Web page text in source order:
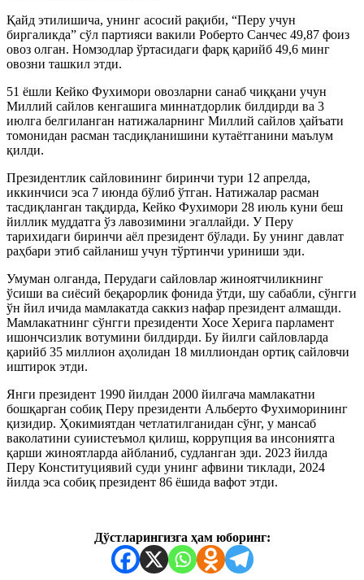
Қайд этилишича, унинг асосий рақиби, “Перу учун
биргаликда” сўл партияси вакили Роберто Санчес 49,87 фоиз
овоз олган. Номзодлар ўртасидаги фарқ қарийб 49,6 минг
овозни ташкил этди.
51 ёшли Кейко Фухимори овозларни санаб чиққани учун
Миллий сайлов кенгашига миннатдорлик билдирди ва 3
июлга белгиланган натижаларнинг Миллий сайлов ҳайъати
томонидан расман тасдиқланишини кутаётганини маълум
қилди.
Президентлик сайловининг биринчи тури 12 апрелда,
иккинчиси эса 7 июнда бўлиб ўтган. Натижалар расман
тасдиқланган тақдирда, Кейко Фухимори 28 июль куни беш
йиллик муддатга ўз лавозимини эгаллайди. У Перу
тарихидаги биринчи аёл президент бўлади. Бу унинг давлат
раҳбари этиб сайланиш учун тўртинчи уриниши эди.
Умуман олганда, Перудаги сайловлар жиноятчиликнинг
ўсиши ва сиёсий беқарорлик фонида ўтди, шу сабабли, сўнгги
ўн йил ичида мамлакатда саккиз нафар президент алмашди.
Мамлакатнинг сўнгги президенти Хосе Херига парламент
ишончсизлик вотумини билдирди. Бу йилги сайловларда
қарийб 35 миллион аҳолидан 18 миллиондан ортиқ сайловчи
иштирок этди.
Янги президент 1990 йилдан 2000 йилгача мамлакатни
бошқарган собиқ Перу президенти Альберто Фухиморининг
қизидир. Ҳокимиятдан четлатилганидан сўнг, у мансаб
ваколатини суиистеъмол қилиш, коррупция ва инсониятга
қарши жиноятларда айбланиб, судланган эди. 2023 йилда
Перу Конституциявий суди унинг афвини тиклади, 2024
йилда эса собиқ президент 86 ёшида вафот этди.
Дўстларингизга ҳам юборинг: